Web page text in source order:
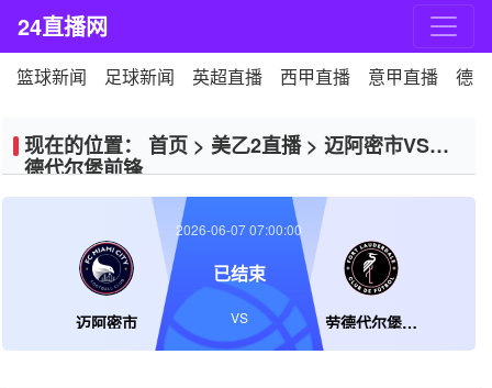
24直播网
篮球新闻 足球新闻 英超直播 西甲直播 意甲直播 德
现在的位置： 首页 > 美乙2直播> 迈阿密市VS劳
德代尔堡前锋
迈阿密市 劳德代尔堡前锋
2026-06-07 07:00:00
已结束
VS